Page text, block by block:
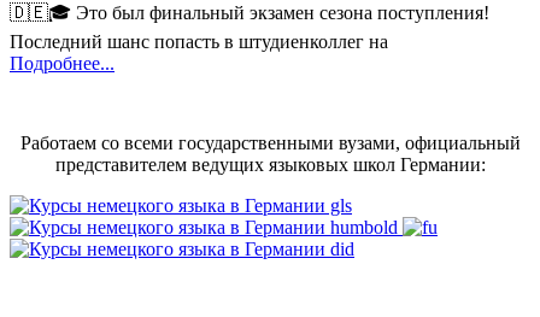
🇩🇪🎓 Это был финальный экзамен сезона поступления!
Последний шанс попасть в штудиенколлег на
Подробнее...
Работаем со всеми государственными вузами, официальный
представителем ведущих языковых школ Германии: